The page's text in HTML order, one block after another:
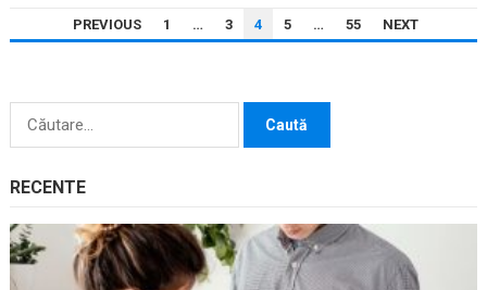
PAGINAȚIE
ARTICOLE
PREVIOUS 1 … 3 4 5 … 55 NEXT
Caută
RECENTE